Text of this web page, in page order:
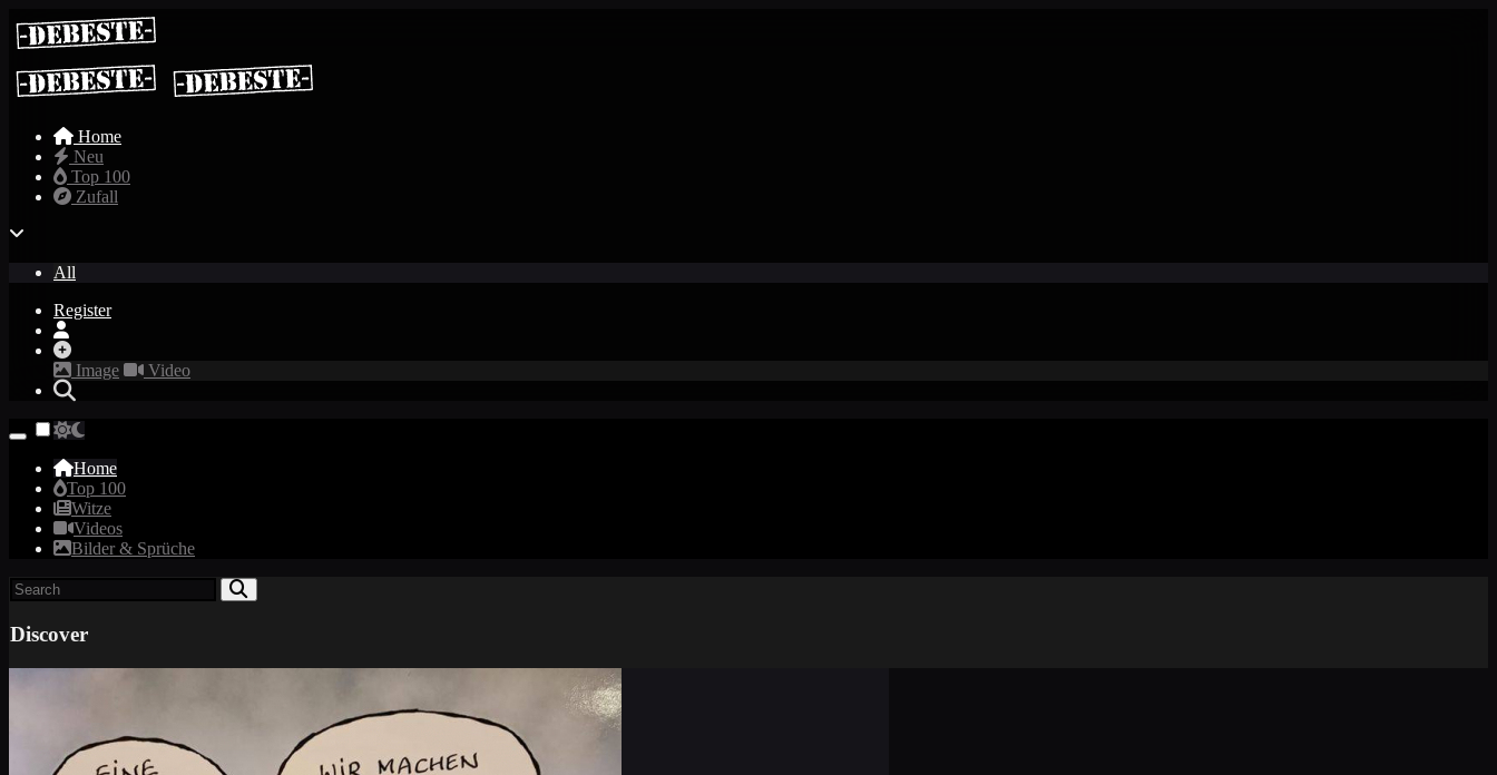
Home
Neu
Top 100
Zufall
All
Register
Image Video
Home
Top 100
Witze
Videos
Bilder & Sprüche
Discover